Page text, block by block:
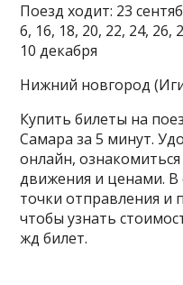
Поезд ходит: 23
6, 16, 18, 20, 22, 24, 26,
10 декабря
Нижний новгород
Купить билеты на
Самара за 5 минут.
онлайн,
движения и ценами.
точки отправления и
чтобы узнать
жд билет.